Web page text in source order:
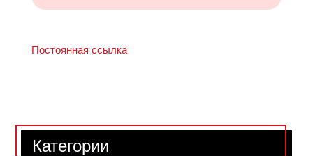
Постоянная ссылка
Категории